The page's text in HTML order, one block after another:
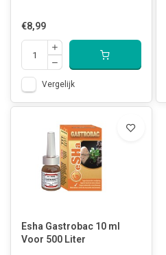
€8,99
Vergelijk
Esha Gastrobac 10 ml
Voor 500 Liter